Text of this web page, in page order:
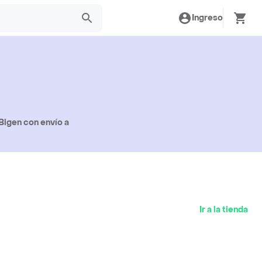
Ingreso
con envío a
Ir a la tienda